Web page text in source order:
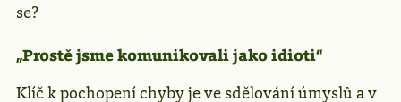
se?
„Prostě jsme komunikovali jako idioti“
Klíč k pochopení chyby je ve sdělování úmyslů a v